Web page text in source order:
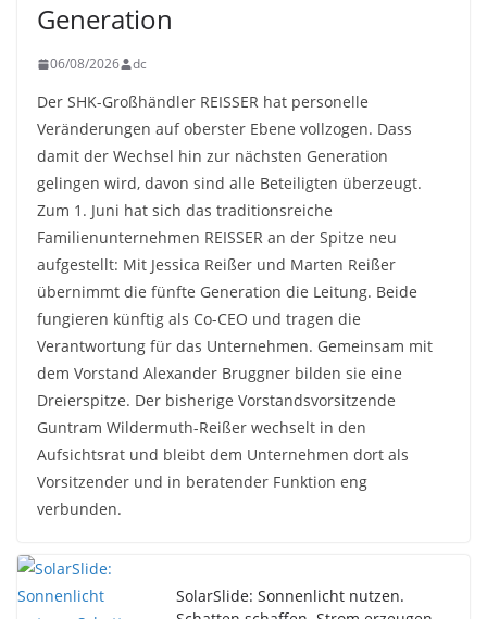
Generation
06/08/2026 dc
Der SHK-Großhändler REISSER hat personelle
Veränderungen auf oberster Ebene vollzogen. Dass
damit der Wechsel hin zur nächsten Generation
gelingen wird, davon sind alle Beteiligten überzeugt.
Zum 1. Juni hat sich das traditionsreiche
Familienunternehmen REISSER an der Spitze neu
aufgestellt: Mit Jessica Reißer und Marten Reißer
übernimmt die fünfte Generation die Leitung. Beide
fungieren künftig als Co-CEO und tragen die
Verantwortung für das Unternehmen. Gemeinsam mit
dem Vorstand Alexander Bruggner bilden sie eine
Dreierspitze. Der bisherige Vorstandsvorsitzende
Guntram Wildermuth-Reißer wechselt in den
Aufsichtsrat und bleibt dem Unternehmen dort als
Vorsitzender und in beratender Funktion eng
verbunden.
SolarSlide: Sonnenlicht nutzen.